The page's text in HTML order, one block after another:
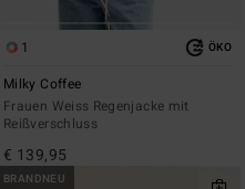
1 ÖKO
Milky Coffee
Frauen Weiss Regenjacke mit
Reißverschluss
€ 139,95
BRANDNEU